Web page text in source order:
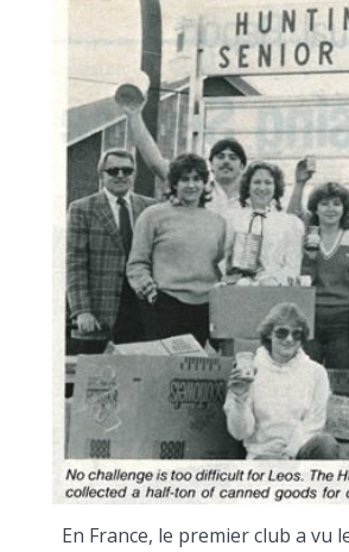
En France, le premier club a vu